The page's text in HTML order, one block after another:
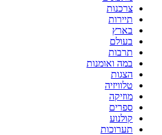
צרכנות
תיירות
בארץ
בעולם
תרבות
במה ואומנות
הצגות
טלוויזיה
מוזיקה
ספרים
קולנוע
תערוכות